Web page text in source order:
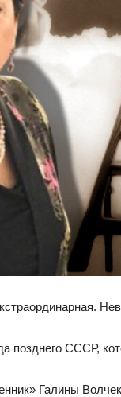
позднего СССР,
Галины